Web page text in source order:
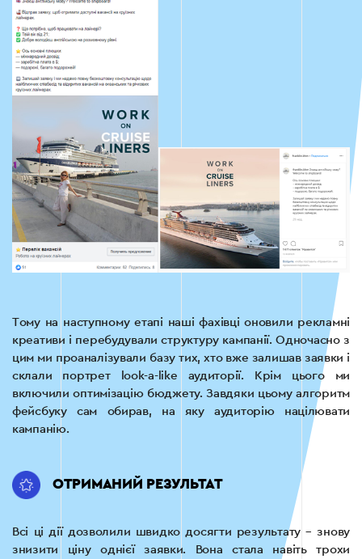
Тому на наступному етапі наші фахівці оновили рекламні
креативи і перебудували структуру кампанії. Одночасно з
цим ми проаналізували базу тих, хто вже залишав заявки і
склали портрет look-a-like аудиторії. Крім цього ми
включили оптимізацію бюджету. Завдяки цьому алгоритм
фейсбуку сам обирав, на яку аудиторію націлювати
кампанію.
ОТРИМАНИЙ РЕЗУЛЬТАТ
Всі ці дії дозволили швидко досягти результату – знову
знизити ціну однієї заявки. Вона стала навіть трохи